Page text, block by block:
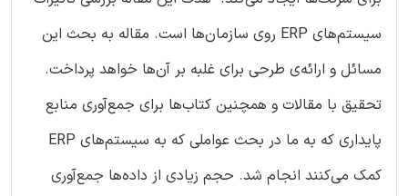
سیستم‌های ERP روی سازمان‌ها است. مقاله به بحث این
مسائل و ارائه‌ی طرحی برای غلبه بر آن‌ها خواهد پرداخت.
تحقیق با مقالات و همچنین کتاب‌ها برای جمع‌آوری منابع
پایداری که به ما در بحث عواملی که به سیستم‌های ERP
کمک می‌کنند انجام شد. حجم زیادی از داده‌ها جمع‌آوری